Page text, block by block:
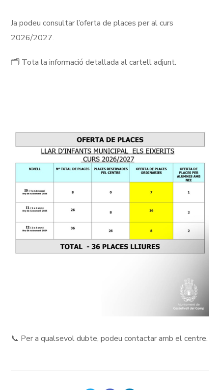
Ja podeu consultar l’oferta de places per al curs
2026/2027.
🗂️ Tota la informació detallada al cartell adjunt.
📞 Per a qualsevol dubte, podeu contactar amb el centre.